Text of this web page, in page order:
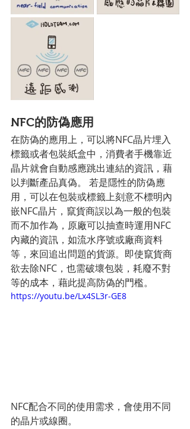
NFC的防偽應用
在防偽的應用上，可以將NFC晶片埋入
標籤或者包裝紙盒中，消費者手機靠近
晶片就會自動感應跳出連結的資訊，藉
以判斷產品真偽。 若是隱性的防偽應
用，可以在包裝或標籤上刻意不標明內
嵌NFC晶片，竄貨商誤以為一般的包裝
而不加作為，原廠可以抽查時運用NFC
內藏的資訊，如流水序號或廠商資料
等，來回追出問題的貨源。即使竄貨商
欲去除NFC，也需破壞包裝，耗廢不對
等的成本，藉此提高防偽的門檻。
https://youtu.be/Lx4SL3r-GE8
NFC配合不同的使用需求，會使用不同
的晶片或線圈。